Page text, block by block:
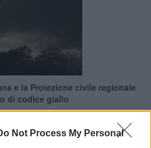
Not Process My Personal
e la Protezione civile regionale
di codice giallo